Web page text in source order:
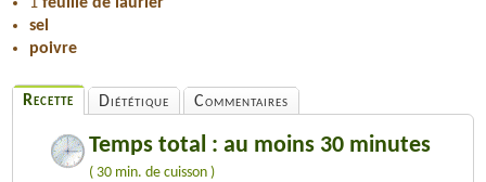
sel
poivre
Recette Diététique Commentaires
Temps total : au moins 30 minutes
( 30 min. de cuisson )